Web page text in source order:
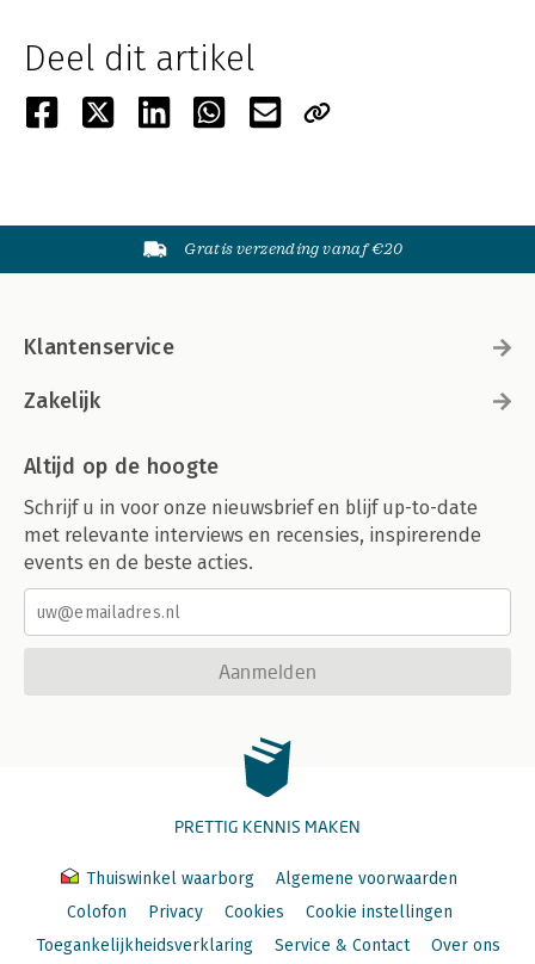
Deel dit artikel
Gratis verzending vanaf €20
Klantenservice
Zakelijk
Altijd op de hoogte
Schrijf u in voor onze nieuwsbrief en blijf up-to-date
met relevante interviews en recensies, inspirerende
events en de beste acties.
Aanmelden
PRETTIG KENNIS MAKEN
Thuiswinkel waarborg
Algemene voorwaarden
Colofon
Privacy Cookies
Cookie instellingen
Toegankelijkheidsverklaring
Service & Contact Over ons